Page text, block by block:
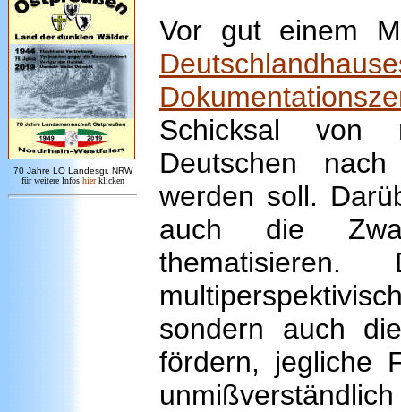
70 Jahre LO Landesgr. NRW
für weitere Infos hier klicken
Vor gut einem
Schicksal von
Deutschen
werden soll.
auch die
sondern auch
fördern, jegliche